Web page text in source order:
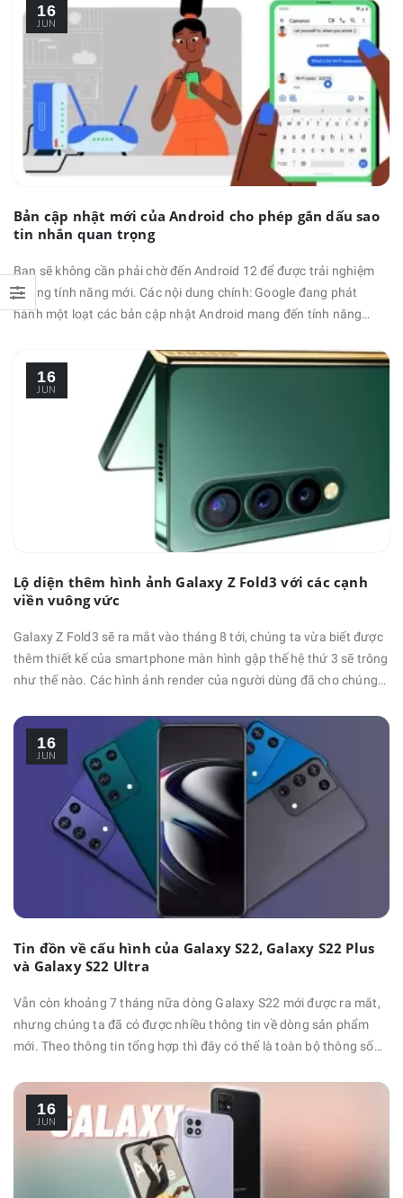
MT6769T - tên mã của Helio G80, kết hợp với GPU Mali G52, RAM
16
JUN
Bản cập nhật mới của Android cho phép gắn dấu sao
tin nhắn quan trọng
Bạn sẽ không cần phải chờ đến Android 12 để được trải nghiệm
những tính năng mới. Các nội dung chính: Google đang phát
hành một loạt các bản cập nhật Android mang đến tính năng
khiển nhiều ứng dụng hơn bằng giọng nói của mình và tùy chỉnh
thêm Android Auto (Android Auto là một ứng dụng chạy trên hầu
hết …
16
JUN
Lộ diện thêm hình ảnh Galaxy Z Fold3 với các cạnh
viền vuông vức
Galaxy Z Fold3 sẽ ra mắt vào tháng 8 tới, chúng ta vừa biết được
thêm thiết kế của smartphone màn hình gập thế hệ thứ 3 sẽ trông
như thế nào. Các hình ảnh render của người dùng đã cho chúng
vào tháng trước và bây giờ thì chúng ta lại có thêm một thiết kế
16
JUN
Tin đồn về cấu hình của Galaxy S22, Galaxy S22 Plus
và Galaxy S22 Ultra
Vẫn còn khoảng 7 tháng nữa dòng Galaxy S22 mới được ra mắt,
nhưng chúng ta đã có được nhiều thông tin về dòng sản phẩm
mới. Theo thông tin tổng hợp thì đây có thể là toàn bộ thông số
Có rất ít thông tin về thời điểm ra mắt của dòng Galaxy S22,
16
JUN